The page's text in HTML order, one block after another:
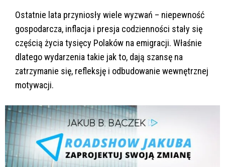
Ostatnie lata przyniosły wiele wyzwań – niepewność
gospodarcza, inflacja i presja codzienności stały się
częścią życia tysięcy Polaków na emigracji. Właśnie
dlatego wydarzenia takie jak to, dają szansę na
zatrzymanie się, refleksję i odbudowanie wewnętrznej
motywacji.